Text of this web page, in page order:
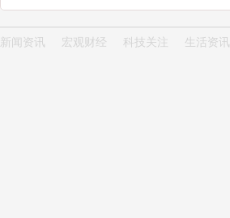
新闻资讯 宏观财经 科技关注 生活资讯